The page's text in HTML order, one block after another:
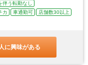
う転勤なし
カ 車通勤可
店舗数30以上
に興味がある